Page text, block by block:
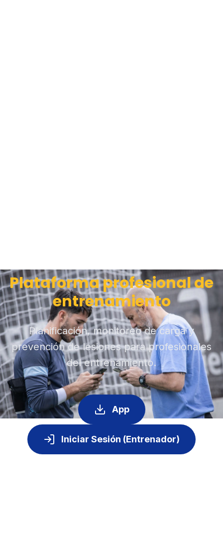
Plataforma profesional de
entrenamiento
Planificación, monitoreo de carga y
prevención de lesiones para profesionales
del entrenamiento.
App
Iniciar Sesión (Entrenador)